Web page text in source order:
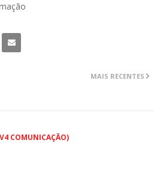
MAIS RECENTES
COMUNICAÇÃO)